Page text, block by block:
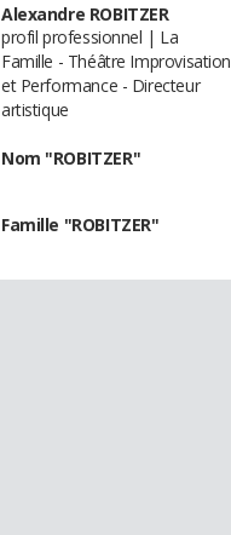
Alexandre ROBITZER
profil professionnel | La
Famille - Théâtre Improvisation
et Performance - Directeur
artistique
Nom "ROBITZER"
Famille "ROBITZER"